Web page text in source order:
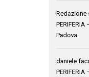
Redazione
Padova
daniele